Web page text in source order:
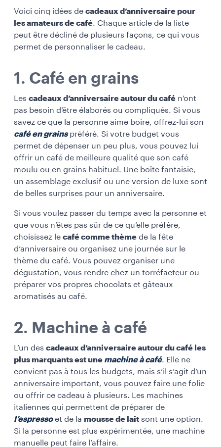
Voici cinq idées de cadeaux d’anniversaire pour
les amateurs de café. Chaque article de la liste
peut être décliné de plusieurs façons, ce qui vous
permet de personnaliser le cadeau.
1. Café en grains
Les cadeaux d’anniversaire autour du café n’ont
pas besoin d’être élaborés ou compliqués. Si vous
savez ce que la personne aime boire, offrez-lui son
café en grainspréféré. Si votre budget vous
permet de dépenser un peu plus, vous pouvez lui
offrir un café de meilleure qualité que son café
moulu ou en grains habituel. Une boîte fantaisie,
un assemblage exclusif ou une version de luxe sont
de belles surprises pour un anniversaire.
Si vous voulez passer du temps avec la personne et
que vous n’êtes pas sûr de ce qu’elle préfère,
choisissez le café comme thème de la fête
d’anniversaire ou organisez une journée sur le
thème du café. Vous pouvez organiser une
dégustation, vous rendre chez un torréfacteur ou
préparer vos propres chocolats et gâteaux
aromatisés au café.
2. Machine à café
L’un des cadeaux d’anniversaire autour du café les
plus marquants est une machine à café. Elle ne
convient pas à tous les budgets, mais s’il s’agit d’un
anniversaire important, vous pouvez faire une folie
ou offrir ce cadeau à plusieurs. Les machines
italiennes qui permettent de préparer de
l’espresso et de la mousse de lait sont une option.
Si la personne est plus expérimentée, une machine
manuelle peut faire l’affaire.